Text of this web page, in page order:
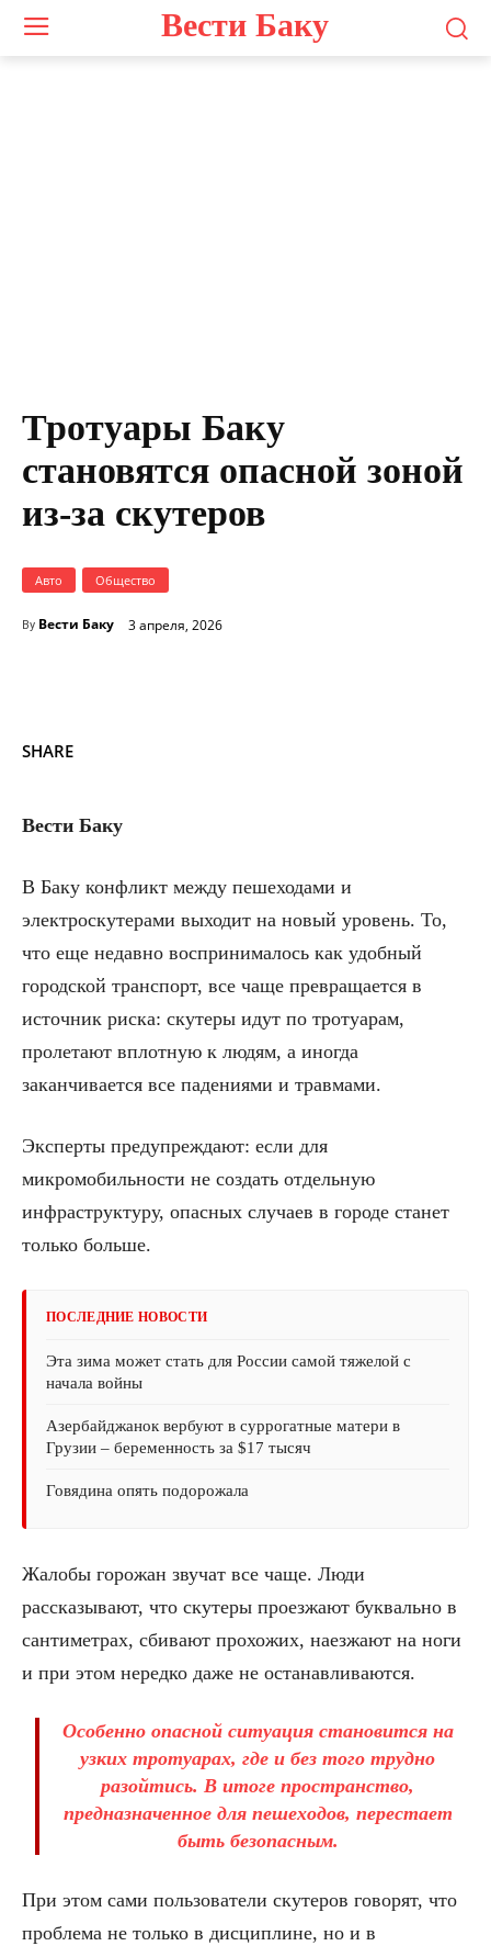
Вести Баку
Тротуары Баку
становятся опасной зоной
из-за скутеров
Авто Общество
By Вести Баку 3 апреля, 2026
SHARE
Вести Баку
В Баку конфликт между пешеходами и
электроскутерами выходит на новый уровень. То,
что еще недавно воспринималось как удобный
городской транспорт, все чаще превращается в
источник риска: скутеры идут по тротуарам,
пролетают вплотную к людям, а иногда
заканчивается все падениями и травмами.
Эксперты предупреждают: если для
микромобильности не создать отдельную
инфраструктуру, опасных случаев в городе станет
только больше.
ПОСЛЕДНИЕ НОВОСТИ
Эта зима может стать для России самой тяжелой с
начала войны
Азербайджанок вербуют в суррогатные матери в
Грузии – беременность за $17 тысяч
Говядина опять подорожала
Жалобы горожан звучат все чаще. Люди
рассказывают, что скутеры проезжают буквально в
сантиметрах, сбивают прохожих, наезжают на ноги
и при этом нередко даже не останавливаются.
Особенно опасной ситуация становится на
узких тротуарах, где и без того трудно
разойтись. В итоге пространство,
предназначенное для пешеходов, перестает
быть безопасным.
При этом сами пользователи скутеров говорят, что
проблема не только в дисциплине, но и в